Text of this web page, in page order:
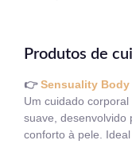
Produtos de
👉Sensuality Body
Um cuidado
suave, desenvolvido
conforto à pele.